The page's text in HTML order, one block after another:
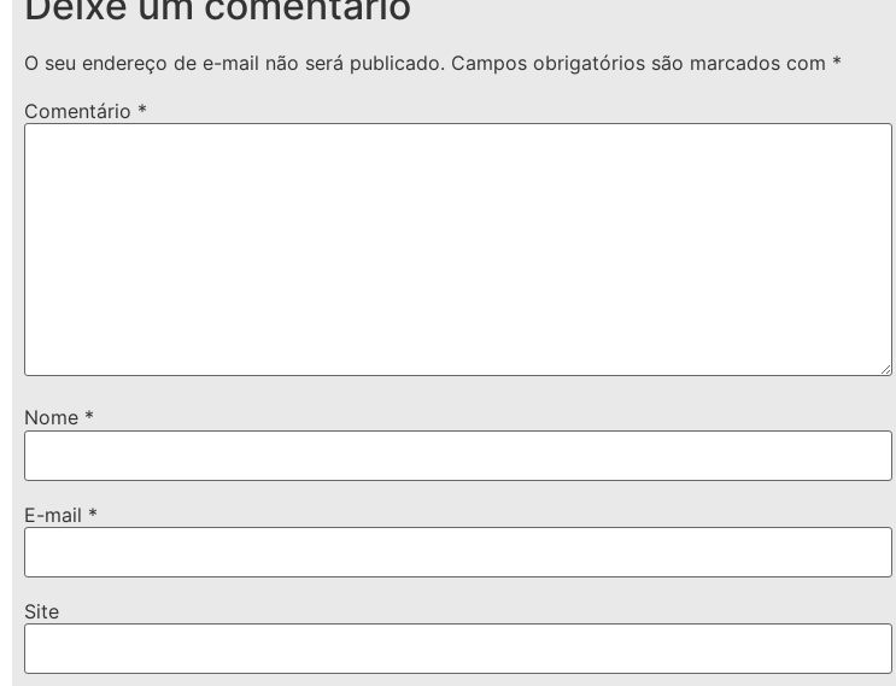
O seu endereço de e-mail não será publicado. Campos obrigatórios são marcados com *
Comentário *
Nome *
E-mail *
Site